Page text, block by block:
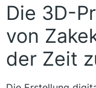
Die 3D-
von
der Zeit